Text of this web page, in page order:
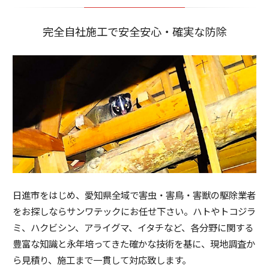
2026/04/23
愛知県の製造現…
完全自社施工で安全安心・確実な防除
日進市をはじめ、愛知県全域で害虫・害鳥・害獣の駆除業者
をお探しならサンワテックにお任せ下さい。ハトやトコジラ
ミ、ハクビシン、アライグマ、イタチなど、各分野に関する
豊富な知識と永年培ってきた確かな技術を基に、現地調査か
ら見積り、施工まで一貫して対応致します。